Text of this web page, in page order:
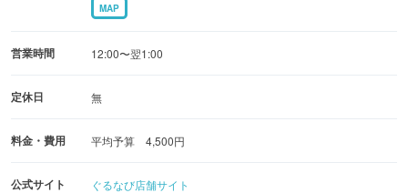
【年末年始営業のお知らせ】
休まず営業いたします。
手当のため、
ご理解のほどお願い申し上げます。
MAP
営業時間 12:00〜翌1:00
定休日 無
料金・費用 平均予算 4,500円
公式サイト ぐるなび店舗サイト